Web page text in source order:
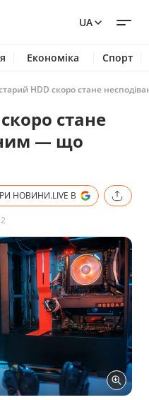
UA
Економіка Спорт
HDD скоро стане
стане
— що
НОВИНИ.LIVE В